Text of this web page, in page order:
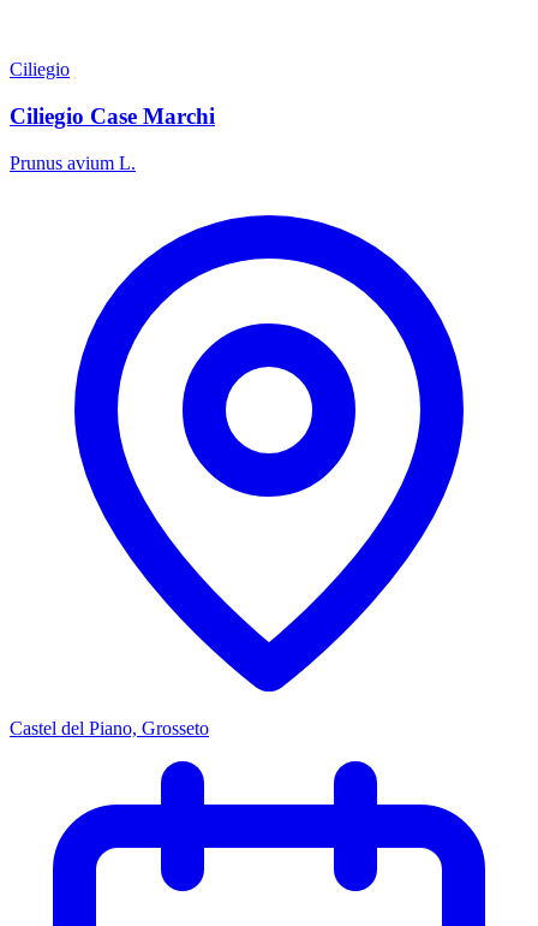
Ciliegio
Ciliegio Case Marchi
Prunus avium L.
Castel del Piano, Grosseto